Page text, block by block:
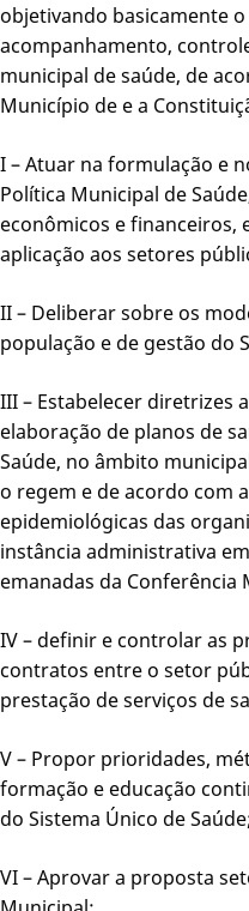
objetivando basicamente
acompanhamento,
municipal de saúde, de
Município de e a
I – Atuar na formulação e
Política Municipal de
econômicos e financeiros,
aplicação aos setores
II – Deliberar sobre os
população e de gestão do
III – Estabelecer diretrizes
elaboração de planos de
Saúde, no âmbito
o regem e de acordo com
epidemiológicas das
instância administrativa
emanadas da Conferência
IV – definir e controlar as
contratos entre o setor
prestação de serviços de
V – Propor prioridades,
formação e educação
do Sistema Único de
VI – Aprovar a proposta